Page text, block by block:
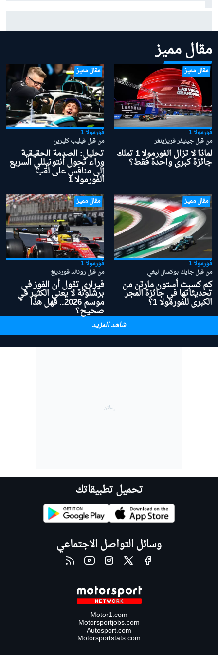
مقال مميز
مقال مميز
فورمولا 1
من قبل جينيفر فريزينغر
لماذا لا تزال الفورمولا 1 تملك
جائزة كبرى واحدة فقط؟
مقال مميز
فورمولا 1
من قبل فيليب كليرين
تحليل: الصدمة الحقيقية
وراء تحول أنتونيللي السريع
إلى منافس على لقب
الفورمولا 1
مقال مميز
فورمولا 1
من قبل جايك بوكسال ليغي
كم كسبت أستون مارتن من
تحديثاتها في جائزة المجر
الكبرى للفورمولا 1؟
مقال مميز
فورمولا 1
من قبل رونالد فوردينغ
فيراري تقول أن الفوز في
برشلونة لا يعني الكثير في
موسم 2026.. فهل هذا
صحيح؟
شاهد المزيد
تحميل تطبيقاتك
وسائل التواصل الاجتماعي
Motor1.com
Motorsportjobs.com
Autosport.com
Motorsportstats.com